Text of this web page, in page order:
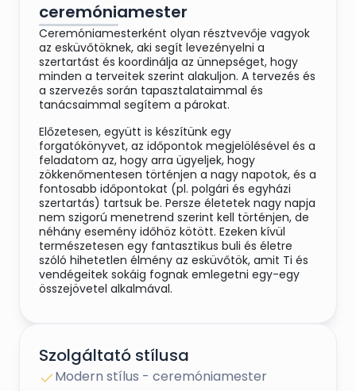
ceremóniamester
Ceremóniamesterként olyan résztvevője vagyok
az esküvőtöknek, aki segít levezényelni a
szertartást és koordinálja az ünnepséget, hogy
minden a terveitek szerint alakuljon. A tervezés és
a szervezés során tapasztalataimmal és
tanácsaimmal segítem a párokat.
Előzetesen, együtt is készítünk egy
forgatókönyvet, az időpontok megjelölésével és a
feladatom az, hogy arra ügyeljek, hogy
zökkenőmentesen történjen a nagy napotok, és a
fontosabb időpontokat (pl. polgári és egyházi
szertartás) tartsuk be. Persze életetek nagy napja
nem szigorú menetrend szerint kell történjen, de
néhány esemény időhöz kötött. Ezeken kívül
természetesen egy fantasztikus buli és életre
szóló hihetetlen élmény az esküvőtök, amit Ti és
vendégeitek sokáig fognak emlegetni egy-egy
összejövetel alkalmával.
szeretnétek, hogy megtörténjenek az
esküvőtökön pl. mikor legyen a gratuláció,
csoportkép, nyitó-, menyasszony- és
meglepetéstánc, vacsora, tortavágás stb.
Szolgáltató stílusa
Modern stílus - ceremóniamester